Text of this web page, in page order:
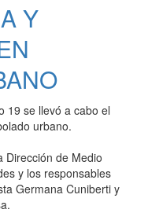
Y
19 se llevó a cabo el
urbano.
Dirección de Medio
y los responsables
Germana Cuniberti y